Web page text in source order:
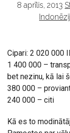
8 aprīlis, 2013
Cipari: 2 020 000
1 400 000 –
bet nezinu, kā lai
380 000 –
240 000 – citi
Kā es to